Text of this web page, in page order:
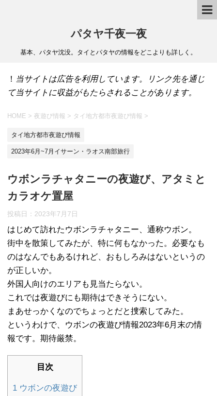
パタヤ千夜一夜
基本、パタヤ沈没。タイとパタヤの情報をどこよりも詳しく。
！ 当サイトは広告を利用しています。リンク先を通じ
て当サイトに収益がもたらされることがあります。
HOME > 夜遊び情報 > タイ地方都市夜遊び情報 >
タイ地方都市夜遊び情報
2023年6月~7月イサーン・ラオス南部旅行
ウボンラチャタニーの夜遊び、アタミと
カラオケ置屋
投稿日： 2023年7月7日
はじめて訪れたウボンラチャタニー、通称ウボン。
街中を散策してみたが、特に何もなかった。必要なも
のはなんでもあるけれど、おもしろみはないというの
が正しいか。
外国人向けのエリアも見当たらない。
これでは夜遊びにも期待はできそうにない。
まあせっかくなのでちょっとだと捜索してみた。
というわけで、ウボンの夜遊び情報2023年6月末の情
報です。期待厳禁。
目次
1 ウボンの夜遊び